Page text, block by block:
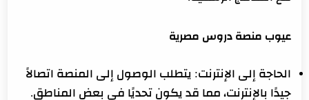
عيوب منصة دروس مصرية
الحاجة إلى الإنترنت: يتطلب الوصول إلى المنصة اتصالاً
جيدًا بالإنترنت، مما قد يكون تحديًا في بعض المناطق.